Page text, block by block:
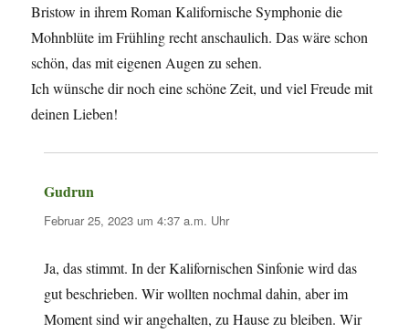
Bristow in ihrem Roman Kalifornische Symphonie die
Mohnblüte im Frühling recht anschaulich. Das wäre schon
schön, das mit eigenen Augen zu sehen.
Ich wünsche dir noch eine schöne Zeit, und viel Freude mit
deinen Lieben!
Gudrun
Februar 25, 2023 um 4:37 a.m. Uhr
Ja, das stimmt. In der Kalifornischen Sinfonie wird das
gut beschrieben. Wir wollten nochmal dahin, aber im
Moment sind wir angehalten, zu Hause zu bleiben. Wir